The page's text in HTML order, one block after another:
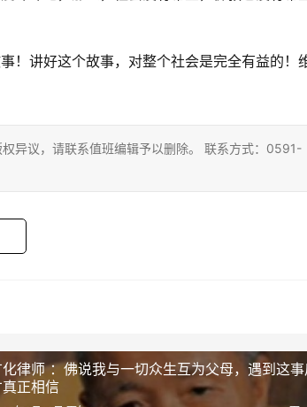
！讲好这个故事，对整个社会是完全有益的！
异议，请联系值班编辑予以删除。 联系方式：0591-
化律师 ：佛说我与一切众生互为父母，遇到这
正相信